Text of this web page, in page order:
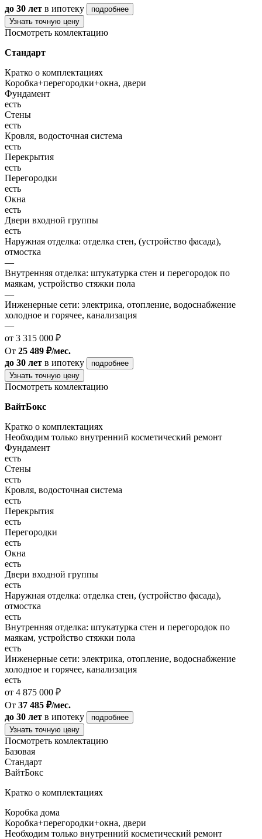
до 30 лет в ипотеку
подробнее
Узнать точную цену
Посмотреть комлектацию
Стандарт
Кратко о комплектациях
Коробка+перегородки+окна, двери
Фундамент
есть
Стены
есть
Кровля, водосточная система
есть
Перекрытия
есть
Перегородки
есть
Окна
есть
Двери входной группы
есть
Наружная отделка: отделка стен, (устройство фасада),
отмостка
—
Внутренняя отделка: штукатурка стен и перегородок по
маякам, устройство стяжки пола
—
Инженерные сети: электрика, отопление, водоснабжение
холодное и горячее, канализация
—
от 3 315 000 ₽
От 25 489 ₽/мес.
до 30 лет в ипотеку
подробнее
Узнать точную цену
Посмотреть комлектацию
ВайтБокс
Кратко о комплектациях
Необходим только внутренний косметический ремонт
Фундамент
есть
Стены
есть
Кровля, водосточная система
есть
Перекрытия
есть
Перегородки
есть
Окна
есть
Двери входной группы
есть
Наружная отделка: отделка стен, (устройство фасада),
отмостка
есть
Внутренняя отделка: штукатурка стен и перегородок по
маякам, устройство стяжки пола
есть
Инженерные сети: электрика, отопление, водоснабжение
холодное и горячее, канализация
есть
от 4 875 000 ₽
От 37 485 ₽/мес.
до 30 лет в ипотеку
подробнее
Узнать точную цену
Посмотреть комлектацию
Базовая
Стандарт
ВайтБокс
Кратко о комплектациях
Коробка дома
Коробка+перегородки+окна, двери
Необходим только внутренний косметический ремонт